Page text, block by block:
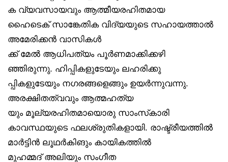
ക വ്യവസായവും ആത്മീയരഹിതമായ
ഹൈടെക് സാങ്കേതിക വിദ്യയുടെ സഹായത്താൽ
അമേരിക്കൻ വാസികൾ
ക്ക് മേൽ ആധിപത്യം പൂർണമാക്കിക്കഴി
ഞ്ഞിരുന്നു. ഹിപ്പികളുടേയും ലഹരിക്കു
പ്പികളുടേയും നഗരങ്ങളെങ്ങും ഉയർന്നുവന്നു.
അരക്ഷിതത്വവും ആത്മഹത്യ
യും മൂല്യരഹിതമായൊരു സാംസ്‌കാരി
കാവസ്ഥയുടെ ഫലശ്രുതികളായി. രാഷ്ട്രീയത്തിൽ
മാർട്ടിൻ ലൂഥർകിങും കായികത്തിൽ
മുഹമ്മദ് അലിയും സംഗീത